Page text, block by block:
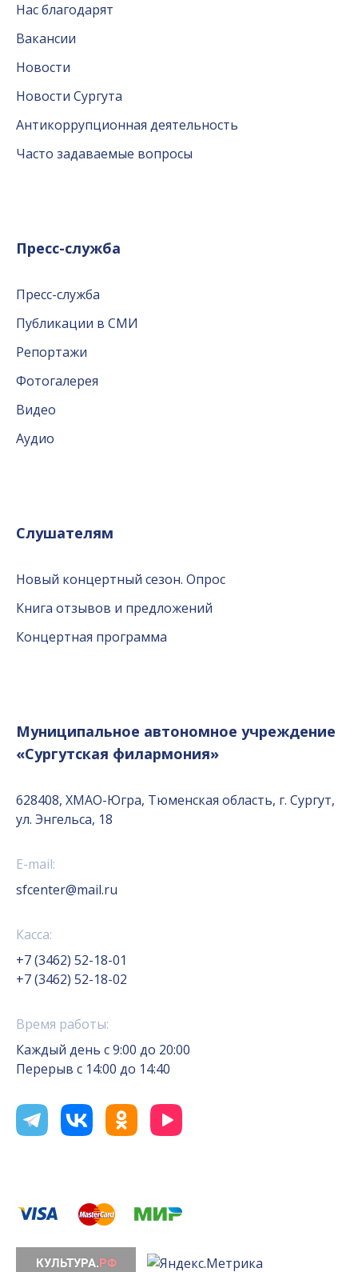
Нас благодарят
Вакансии
Новости
Новости Сургута
Антикоррупционная деятельность
Часто задаваемые вопросы
Пресс-служба
Пресс-служба
Публикации в СМИ
Репортажи
Фотогалерея
Видео
Аудио
Слушателям
Новый концертный сезон. Опрос
Книга отзывов и предложений
Концертная программа
Муниципальное автономное учреждение
«Сургутская филармония»
628408, ХМАО-Югра, Тюменская область, г. Сургут,
ул. Энгельса, 18
E-mail:
sfcenter@mail.ru
Касса:
+7 (3462) 52-18-01
+7 (3462) 52-18-02
Время работы:
Каждый день с 9:00 до 20:00
Перерыв с 14:00 до 14:40